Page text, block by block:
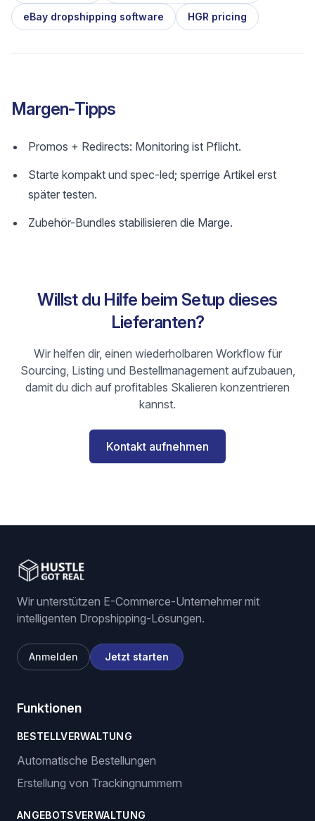
eBay dropshipping software HGR pricing
Margen-Tipps
Promos + Redirects: Monitoring ist Pflicht.
Starte kompakt und spec-led; sperrige Artikel erst
später testen.
Zubehör-Bundles stabilisieren die Marge.
Willst du Hilfe beim Setup dieses
Lieferanten?
Wir helfen dir, einen wiederholbaren Workflow für
Sourcing, Listing und Bestellmanagement aufzubauen,
damit du dich auf profitables Skalieren konzentrieren
kannst.
Kontakt aufnehmen
Wir unterstützen E-Commerce-Unternehmer mit
intelligenten Dropshipping-Lösungen.
Anmelden Jetzt starten
Funktionen
BESTELLVERWALTUNG
Automatische Bestellungen
Erstellung von Trackingnummern
ANGEBOTSVERWALTUNG